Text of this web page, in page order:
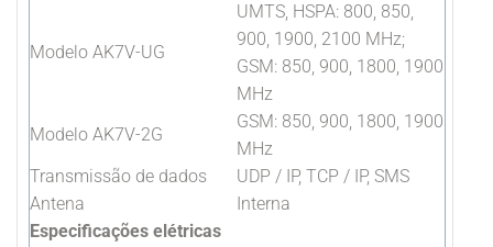
Modelo AK7V-UG
UMTS, HSPA: 800, 850,
900, 1900, 2100 MHz;
GSM: 850, 900, 1800, 1900
MHz
Modelo AK7V-2G
GSM: 850, 900, 1800, 1900
MHz
Transmissão de dados
UDP / IP, TCP / IP, SMS
Antena
Interna
Especificações elétricas